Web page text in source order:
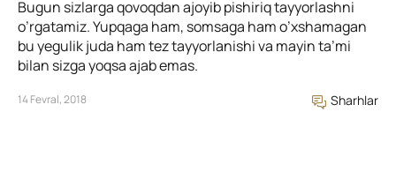
Bugun sizlarga qovoqdan ajoyib pishiriq tayyorlashni
o’rgatamiz. Yupqaga ham, somsaga ham o’xshamagan
bu yegulik juda ham tez tayyorlanishi va mayin ta’mi
bilan sizga yoqsa ajab emas.
14 Fevral, 2018 Sharhlar